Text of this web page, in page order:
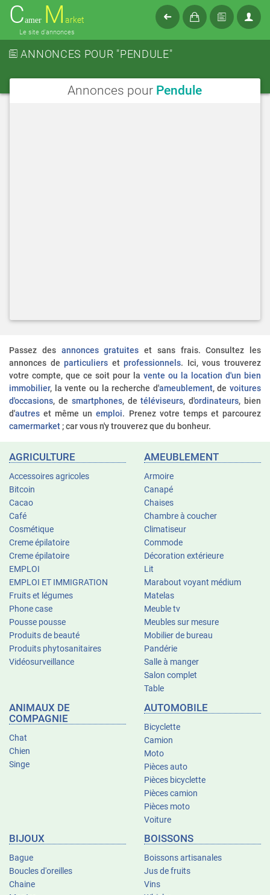
Camer M arket
Le site d'annonces
ANNONCES POUR "PENDULE"
Annonces pour Pendule
Passez des annonces gratuites et sans frais. Consultez les
annonces departiculiers etprofessionnels. Ici, vous trouverez
votre compte, que ce soit pour la vente ou la location d'un bien
immobilier, la vente ou la recherche d'ameublement, de voitures
d'occasions, de smartphones, detéléviseurs, d'ordinateurs, bien
d'autres et même unemploi. Prenez votre temps et parcourez
camermarket ; car vous n'y trouverez que du bonheur.
AGRICULTURE
Accessoires agricoles
Bitcoin
Cacao
Café
Cosmétique
Creme épilatoire
Creme épilatoire
EMPLOI
EMPLOI ET IMMIGRATION
Fruits et légumes
Phone case
Pousse pousse
Produits de beauté
Produits phytosanitaires
Vidéosurveillance
AMEUBLEMENT
Armoire
Canapé
Chaises
Chambre à coucher
Climatiseur
Commode
Décoration extérieure
Lit
Marabout voyant médium
Matelas
Meuble tv
Meubles sur mesure
Mobilier de bureau
Pandérie
Salle à manger
Salon complet
Table
ANIMAUX DE
COMPAGNIE
Chat
Chien
Singe
AUTOMOBILE
Bicyclette
Camion
Moto
Pièces auto
Pièces bicyclette
Pièces camion
Pièces moto
Voiture
BIJOUX
Bague
Boucles d'oreilles
Chaine
BOISSONS
Boissons artisanales
Jus de fruits
Vins